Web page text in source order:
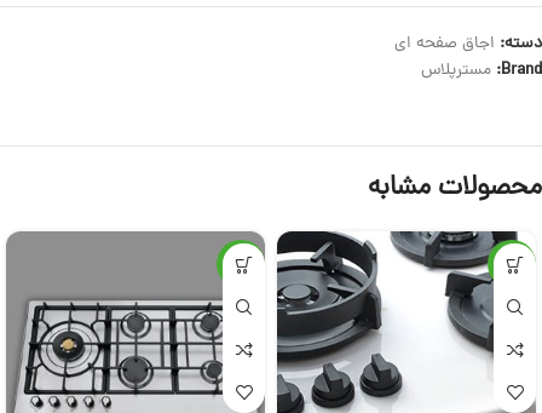
دسته: اجاق صفحه ای
Brand: مسترپلاس
محصولات مشابه
-5%
-5%